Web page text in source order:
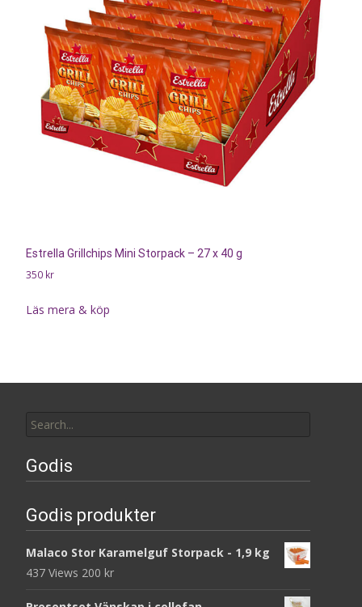
Estrella Grillchips Mini Storpack – 27 x 40 g
350 kr
Läs mera & köp
for:
Godis
Godis produkter
Malaco Stor Karamelguf Storpack - 1,9 kg
437 Views 200 kr